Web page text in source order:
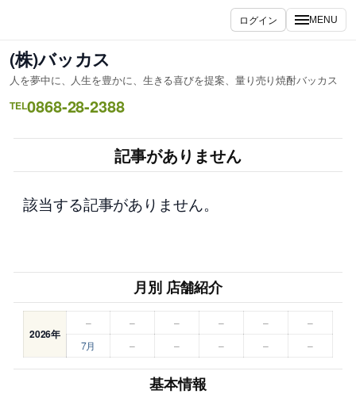
を
ス
キ
ッ
ログイン MENU
(株)バッカス
人を夢中に、人生を豊かに、生きる喜びを提案、量り売り焼酎バッカス
TEL0868-28-2388
記事がありません
該当する記事がありません。
月別 店舗紹介
2026年
– – – – –
–
7月
– – – – –
基本情報